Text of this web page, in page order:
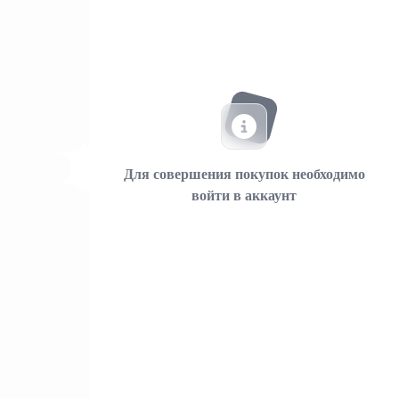
Для совершения покупок необходимо
войти в аккаунт